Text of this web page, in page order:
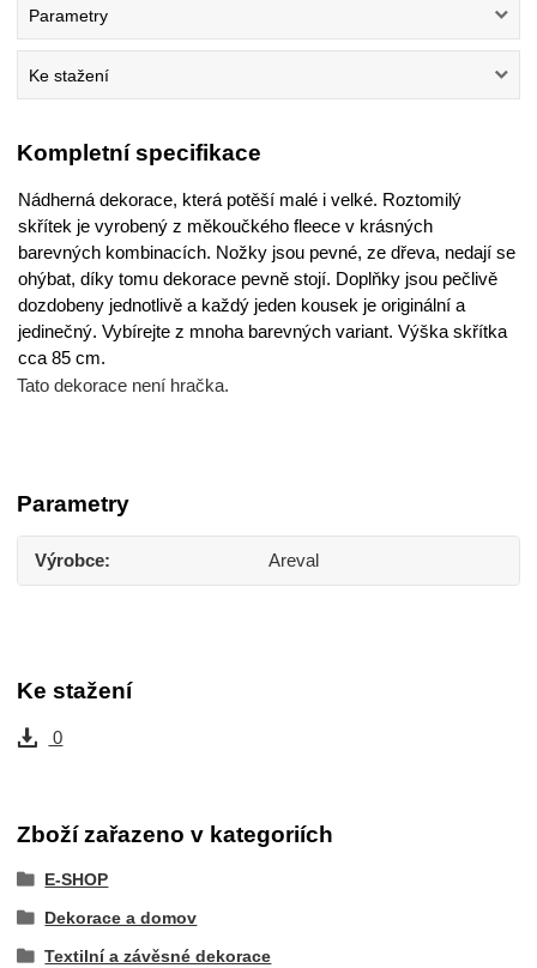
Parametry
Ke stažení
Kompletní specifikace
Nádherná dekorace, která potěší malé i velké. Roztomilý
skřítek je vyrobený z měkoučkého fleece v krásných
barevných kombinacích. Nožky jsou pevné, ze dřeva, nedají se
ohýbat, díky tomu dekorace pevně stojí. Doplňky jsou pečlivě
dozdobeny jednotlivě a každý jeden kousek je originální a
jedinečný. Vybírejte z mnoha barevných variant. Výška skřítka
cca 85 cm.
Tato dekorace není hračka.
Parametry
Výrobce Areval
Ke stažení
0
Zboží zařazeno v kategoriích
E-SHOP
Dekorace a domov
Textilní a závěsné dekorace